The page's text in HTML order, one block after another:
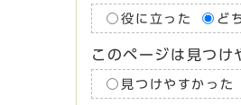
役に立った ど
このページは見つけ
見つけやすかった